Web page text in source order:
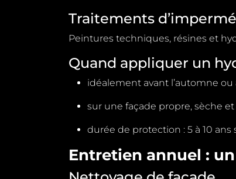
Traitements
Peintures techniques, résines et
Quand appliquer un
idéalement avant l’automne
sur une façade propre, sèche
durée de protection : 5 à 10 ans
Entretien annuel :